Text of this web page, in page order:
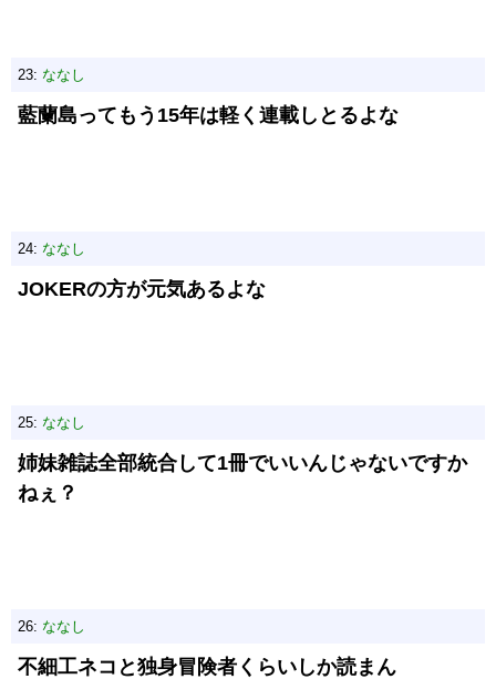
23: ななし
藍蘭島ってもう15年は軽く連載しとるよな
24: ななし
JOKERの方が元気あるよな
25: ななし
姉妹雑誌全部統合して1冊でいいんじゃないですか
ねぇ？
26: ななし
不細工ネコと独身冒険者くらいしか読まん